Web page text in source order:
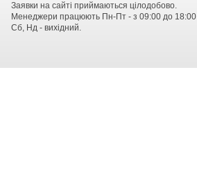
Заявки на сайті приймаються цілодобово.
Менеджери працюють Пн-Пт - з 09:00 до 18:00
Сб, Нд - вихідний.